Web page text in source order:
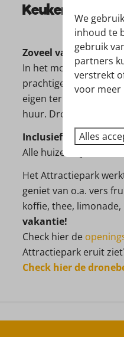
Keuken
Vaatwasser
Magnetron:
(combi) Oven :
Gasfornuis: 4-pits
Filter
Waterkoker:
Koelkast: Met
Vriezer of vriesvak
Uitgebreide
Buiten
Tuin
Tuinmeubels
Berging
Verwarming &
Zoveel
In het mooie Drenthe
prachtige bosrijke
eigen terras met
huur. Drouwenerzand
Inclusief toegang
Alle huizen zijn
Het Attractiepark
geniet van o.a. vers
koffie, thee,
vakantie!
Check hier de
Attractiepark eruit
Check hier de
We
inhoud te
gebruik
partners
verstrekt
voor meer
Alles